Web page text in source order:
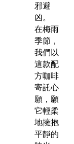
邪避
凶。
在梅雨
季節，
我們以
這款配
方咖啡
寄託心
願，願
它輕柔
地擁抱
平靜的